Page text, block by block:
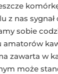
z nas
sobie
zawarta w
może